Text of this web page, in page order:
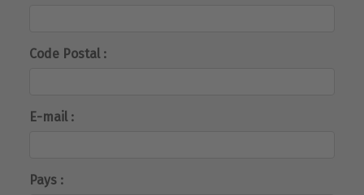
Code Postal :
E-mail :
Pays :